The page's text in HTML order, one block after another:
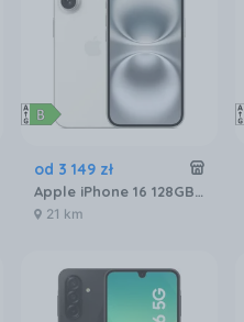
od 3 149 zł
Apple iPhone 16 128GB Biały
21 km